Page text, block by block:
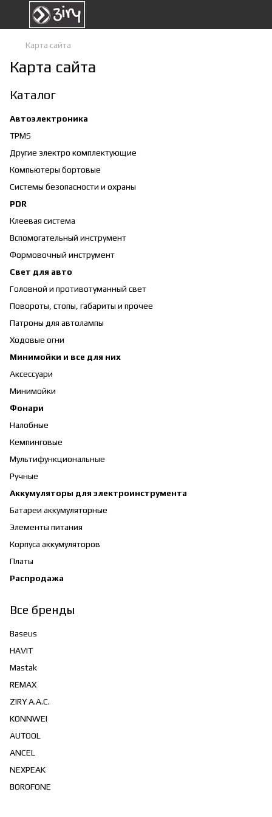
Карта сайта
Карта сайта
Каталог
Автоэлектроника
TPMS
Другие электро комплектующие
Компьютеры бортовые
Системы безопасности и охраны
PDR
Клеевая система
Вспомогательный инструмент
Формовочный инструмент
Свет для авто
Головной и противотуманный свет
Повороты, стопы, габариты и прочее
Патроны для автолампы
Ходовые огни
Минимойки и все для них
Аксессуари
Минимойки
Фонари
Налобные
Кемпинговые
Мультифункциональные
Ручные
Аккумуляторы для электроинструмента
Батареи аккумуляторные
Элементы питания
Корпуса аккумуляторов
Платы
Распродажа
Все бренды
Baseus
HAVIT
Mastak
REMAX
ZIRY A.A.C.
KONNWEI
AUTOOL
ANCEL
NEXPEAK
BOROFONE